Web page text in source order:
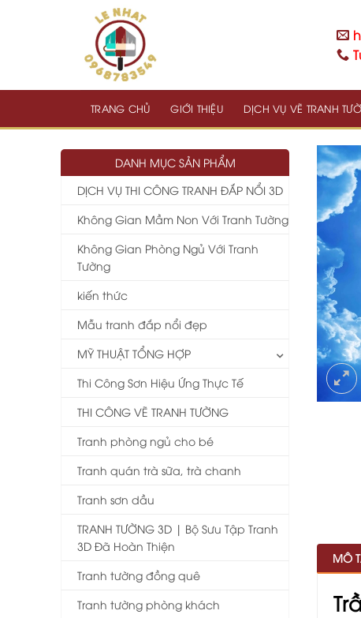
TRANG CHỦ GIỚI THIỆU DỊCH VỤ VẼ TRANH
DANH MỤC SẢN PHẨM
DỊCH VỤ THI CÔNG TRANH ĐẮP NỔI 3D
Không Gian Mầm Non Với Tranh Tường
Không Gian Phòng Ngủ Với Tranh
Tường
kiến thức
Mẫu tranh đắp nổi đẹp
MỸ THUẬT TỔNG HỢP
Thi Công Sơn Hiệu Ứng Thực Tế
THI CÔNG VẼ TRANH TƯỜNG
Tranh phòng ngủ cho bé
Tranh quán trà sữa, trà chanh
Tranh sơn dầu
TRANH TƯỜNG 3D | Bộ Sưu Tập Tranh
3D Đã Hoàn Thiện
Tranh tường đồng quê
Tranh tường phòng khách
MÔ